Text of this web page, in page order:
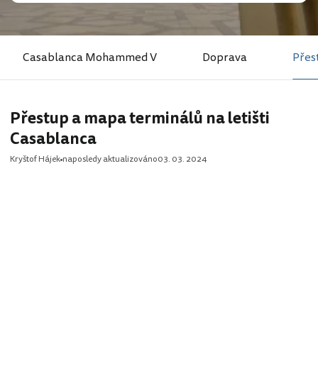
Casablanca Mohammed V Doprava
Přestup a mapa terminálů na letišti
Casablanca
Kryštof Hájek naposledy aktualizováno03. 03. 2024